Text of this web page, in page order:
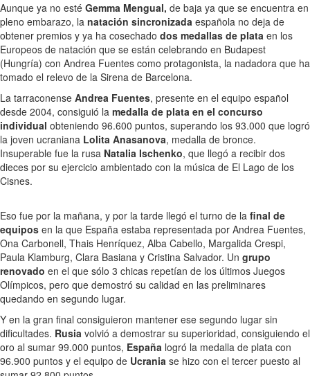
Aunque ya no esté Gemma Mengual, de baja ya que se encuentra en
pleno embarazo, la natación sincronizada española no deja de
obtener premios y ya ha cosechado dos medallas de plata en los
Europeos de natación que se están celebrando en Budapest
(Hungría) con Andrea Fuentes como protagonista, la nadadora que ha
tomado el relevo de la Sirena de Barcelona.
La tarraconense Andrea Fuentes, presente en el equipo español
desde 2004, consiguió la medalla de plata en el concurso
individual obteniendo 96.600 puntos, superando los 93.000 que logró
la joven ucraniana Lolita Anasanova, medalla de bronce.
Insuperable fue la rusa Natalia Ischenko, que llegó a recibir dos
dieces por su ejercicio ambientado con la música de El Lago de los
Cisnes.
Eso fue por la mañana, y por la tarde llegó el turno de la final de
equipos en la que España estaba representada por Andrea Fuentes,
Ona Carbonell, Thais Henríquez, Alba Cabello, Margalida Crespi,
Paula Klamburg, Clara Basiana y Cristina Salvador. Un grupo
renovado en el que sólo 3 chicas repetían de los últimos Juegos
Olímpicos, pero que demostró su calidad en las preliminares
quedando en segundo lugar.
Y en la gran final consiguieron mantener ese segundo lugar sin
dificultades. Rusia volvió a demostrar su superioridad, consiguiendo el
oro al sumar 99.000 puntos, España logró la medalla de plata con
96.900 puntos y el equipo de Ucrania se hizo con el tercer puesto al